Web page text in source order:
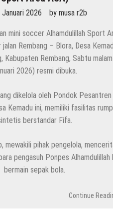
2026 bymusa r2b
mini soccer Alhamdulillah Sport
Rembang – Blora, Desa
Kabupaten Rembang, Sabtu
2026) resmi dibuka.
dikelola oleh Pondok Pesantren
Kemadu ini, memiliki fasilitas
berstandar Fifa.
mewakili pihak pengelola,
pengasuh Ponpes Alhamdulillah
bermain sepak bola.
Continue